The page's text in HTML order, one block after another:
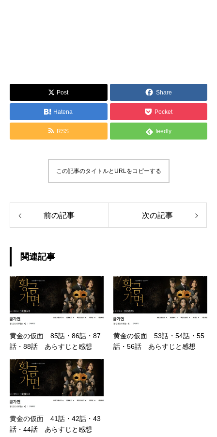
Post Share
Hatena Pocket
RSS feedly
この記事のタイトルとURLをコピーする
前の記事 次の記事
関連記事
黄金の仮面 85話・86話・87
話・88話 あらすじと感想
黄金の仮面 53話・54話・55
話・56話 あらすじと感想
黄金の仮面 41話・42話・43
話・44話 あらすじと感想